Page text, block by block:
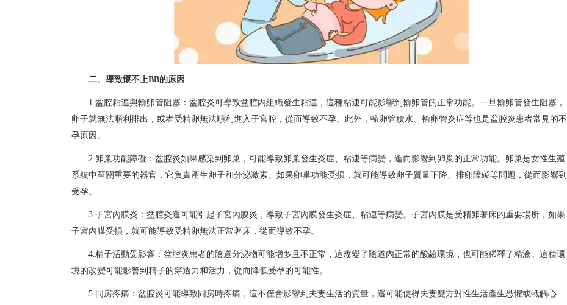
二、導致懷不上BB的原因
1.盆腔粘連與輸卵管阻塞： 盆腔炎可導致盆腔內組織發生粘連，這種粘連可能影響到輸卵管的正常功能。一旦輸卵管發生阻塞，
卵子就無法順利排出，或者受精卵無法順利進入子宮腔，從而導致不孕。此外，輸卵管積水、輸卵管炎症等也是盆腔炎患者常見的不
孕原因。
2.卵巢功能障礙：盆腔炎如果感染到卵巢，可能導致卵巢發生炎症、粘連等病變，進而影響到卵巢的正常功能。卵巢是女性生殖
系統中至關重要的器官，它負責產生卵子和分泌激素。如果卵巢功能受損，就可能導致卵子質量下降、排卵障礙等問題，從而影響到
受孕。
3.子宮內膜炎：盆腔炎還可能引起子宮內膜炎，導致子宮內膜發生炎症、粘連等病變。子宮內膜是受精卵著床的重要場所，如果
子宮內膜受損，就可能導致受精卵無法正常著床，從而導致不孕。
4.精子活動受影響：盆腔炎患者的陰道分泌物可能增多且不正常，這改變了陰道內正常的酸鹼環境，也可能稀釋了精液。這種環
境的改變可能影響到精子的穿透力和活力，從而降低受孕的可能性。
5.同房疼痛：盆腔炎可能導致同房時疼痛，這不僅會影響到夫妻生活的質量，還可能使得夫妻雙方對性生活產生恐懼或牴觸心